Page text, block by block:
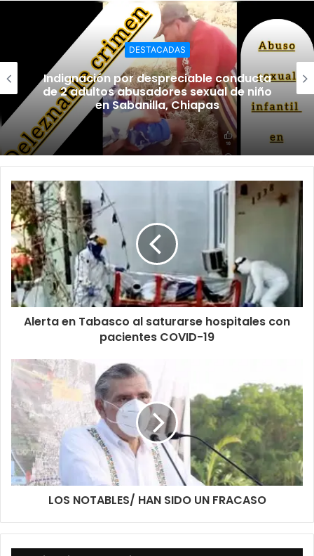
DESTACADAS
Indignación por despreciable conducta
de 2 adultos abusadores sexual de niño
en Sabanilla, Chiapas
Alerta en Tabasco al saturarse hospitales con
pacientes COVID-19
LOS NOTABLES/ HAN SIDO UN FRACASO